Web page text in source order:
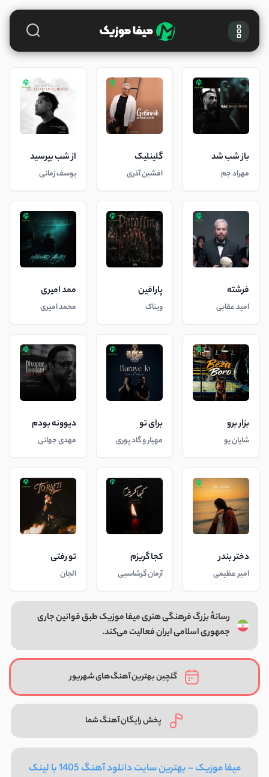
باز شب شد
مهراد جم
گلینلیک
افشین آذری
از شب بپرسید
یوسف زمانی
فرشته
امید عقابی
پارافین
ویناک
ممد امیری
محمد امیری
بزار برو
شایان یو
برای تو
مهیار و گاد پوری
دیوونه بودم
مهدی جهانی
دختر بندر
امیر عظیمی
کجا گریزم
آرمان گرشاسبی
تو رفتی
الجان
رسانهٔ بزرگ فرهنگی هنری میفا موزیک طبق قوانین جاری
جمهوری اسلامی ایران فعالیت می‌کند.
گلچین بهترین آهنگ‌های شهریور
پخش رایگان آهنگ شما
میفا موزیک - بهترین سایت دانلود آهنگ 1405 با لینک